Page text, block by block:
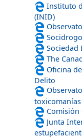
Instituto
(INID)
Sociedad
The
Oficina
Delito
toxicomanías
Junta